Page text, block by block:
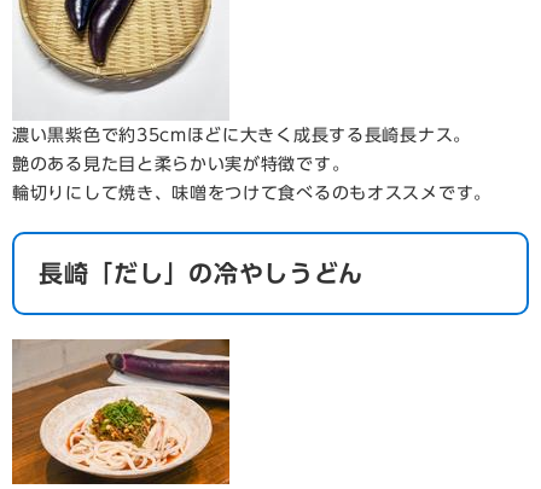
濃い黒紫色で約35cmほどに大きく成長する長崎長ナス。
艶のある見た目と柔らかい実が特徴です。
輪切りにして焼き、味噌をつけて食べるのもオススメです。
長崎「だし」の冷やしうどん